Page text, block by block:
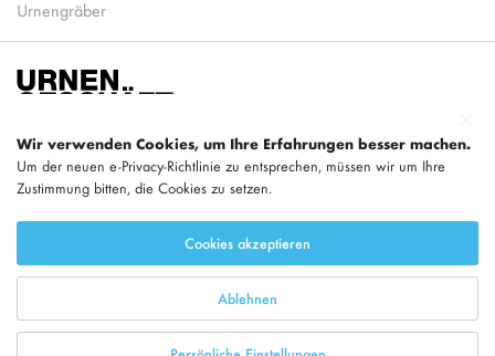
Urnengräber
Wir verwenden Cookies, um Ihre Erfahrungen besser machen.
Um der neuen e-Privacy-Richtlinie zu entsprechen, müssen wir um Ihre
Zustimmung bitten, die Cookies zu setzen.
Cookies akzeptieren
Ablehnen